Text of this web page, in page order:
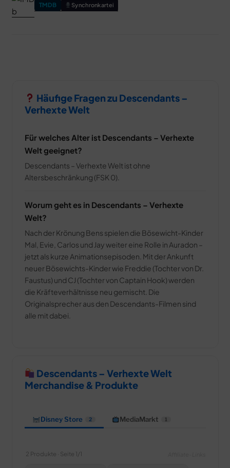
TMDB Synchronkartei
Häufige Fragen zu Descendants –
Verhexte Welt
Für welches Alter ist Descendants – Verhexte
Welt geeignet?
Descendants – Verhexte Welt ist ohne
Altersbeschränkung (FSK 0).
Worum geht es in Descendants – Verhexte
Welt?
Nach der Krönung Bens spielen die Bösewicht-Kinder
Mal, Evie, Carlos und Jay weiter eine Rolle in Auradon –
jetzt als kurze Animationsepisoden. Mit der Ankunft
neuer Bösewichts-Kinder wie Freddie (Tochter von Dr.
Faustus) und CJ (Tochter von Captain Hook) werden
die Kräfteverhältnisse neu gemischt. Die
Originalsprecher aus den Descendants-Filmen sind
alle mit dabei.
Descendants – Verhexte Welt
Merchandise & Produkte
Disney Store 2 MediaMarkt 1
2 Produkte · Seite 1/1